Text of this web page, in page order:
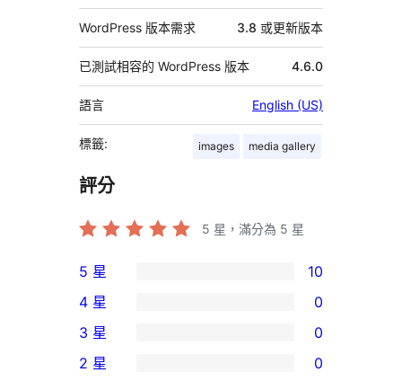
WordPress 版本需求 3.8 或更新版本
已測試相容的 WordPress 版本 4.6.0
語言 English (US)
標籤: images media gallery
評分
5 星，滿分為 5 星
10
個
5
星
5 星 10
個
4
4 星 0
0
個
3 星 0
2 星 0